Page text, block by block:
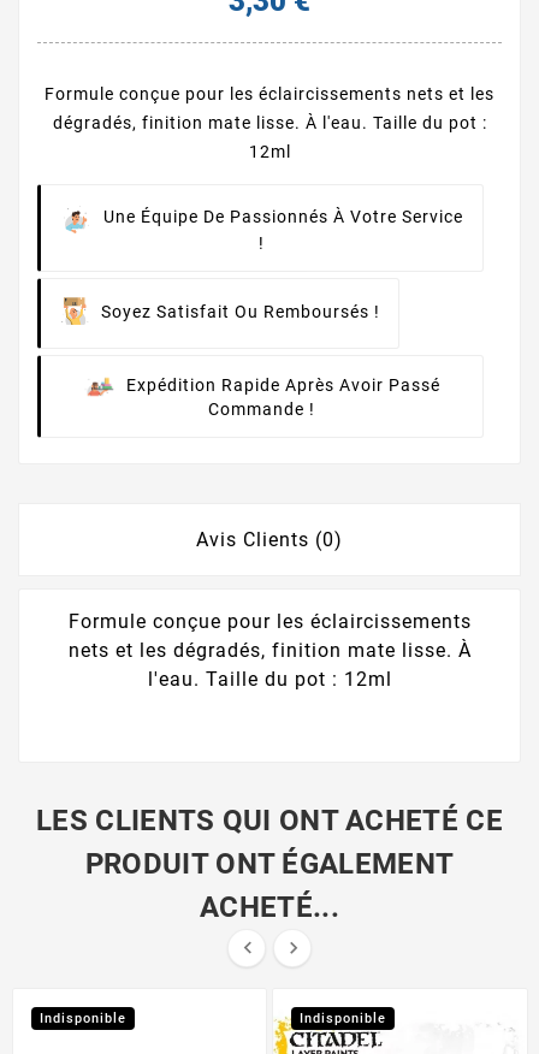
Formule conçue pour les éclaircissements nets et les
dégradés, finition mate lisse. À l'eau. Taille du pot :
12ml
Une Équipe De Passionnés À Votre Service
!
Soyez Satisfait Ou Remboursés !
Expédition Rapide Après Avoir Passé
Commande !
Avis Clients (0)
Formule conçue pour les éclaircissements
nets et les dégradés, finition mate lisse. À
l'eau. Taille du pot : 12ml
LES CLIENTS QUI ONT ACHETÉ CE
PRODUIT ONT ÉGALEMENT
ACHETÉ...
 
Indisponible Indisponible